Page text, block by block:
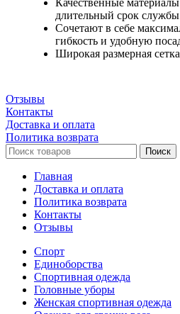
Качественные
длительный срок
Сочетают в себе
гибкость и удобную
Широкая размерная
Отзывы
Контакты
Доставка и оплата
Политика возврата
Поиск
Главная
Доставка и оплата
Политика возврата
Контакты
Отзывы
Спорт
Единоборства
Cпортивная одежда
Головные уборы
Женская спортивная одежда